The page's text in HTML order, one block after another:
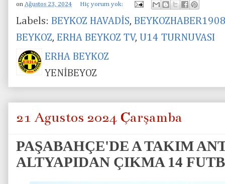
on Ağustos 23, 2024 Hiç yorum yok:
Labels: BEYKOZ HAVADİS,
BEYKOZ, ERHA BEYKOZ TV, U14 TURNUVASI
ERHA BEYKOZ
YENİBEYOZ
21 Ağustos 2024 Çarşamba
PAŞABAHÇE'DE A TAKIM
ALTYAPIDAN ÇIKMA 14